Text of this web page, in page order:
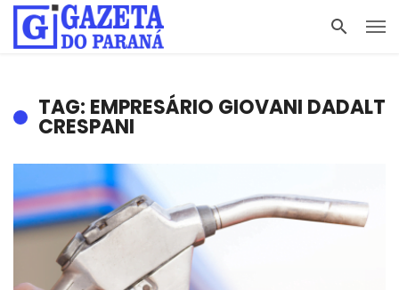
TAG: EMPRESÁRIO GIOVANI DADALT
CRESPANI